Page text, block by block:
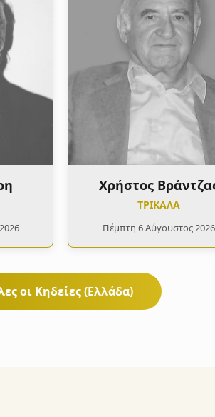
Χρήστος
ΤΡΙΚΑΛΑ
Πέμπτη 6 Αύγουστος 2026
οι Κηδείες (Ελλάδα)